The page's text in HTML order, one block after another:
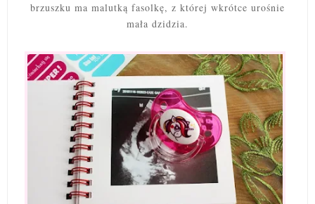
brzuszku ma malutką fasolkę, z której wkrótce urośnie
mała dzidzia.